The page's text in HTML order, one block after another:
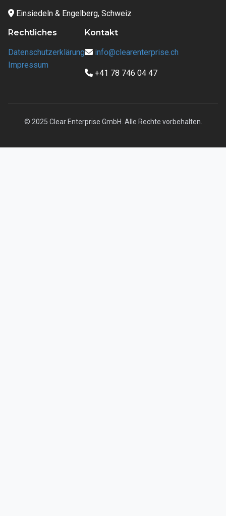
Einsiedeln & Engelberg, Schweiz
Rechtliches
Datenschutzerklärung
Impressum
Kontakt
info@clearenterprise.ch
+41 78 746 04 47
© 2025 Clear Enterprise GmbH. Alle Rechte vorbehalten.